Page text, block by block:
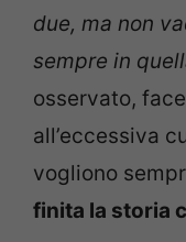
due, ma non
sempre in
osservato,
all’eccessiva
vogliono
finita la storia